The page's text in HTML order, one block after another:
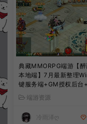
典藏MMORPG端游【
本地端】7月最新整理
键服务端+GM授权后台
客户端+详细搭建教程
端游资源
冷雨泽ღ